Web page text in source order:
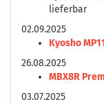
lieferbar
02.09.2025
Kyosho
26.08.2025
MBX8R
03.07.2025